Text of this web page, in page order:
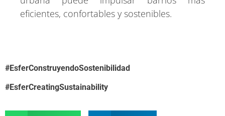
eficientes, confortables y sostenibles.
#EsferConstruyendoSostenibilidad
#EsferCreatingSustainability